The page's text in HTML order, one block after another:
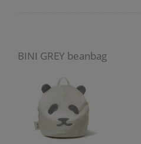
BINI GREY beanbag